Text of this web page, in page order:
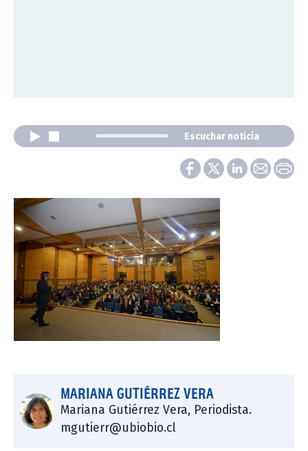
Escuchar noticia
MARIANA GUTIÉRREZ VERA
Mariana Gutiérrez Vera, Periodista.
mgutierr@ubiobio.cl